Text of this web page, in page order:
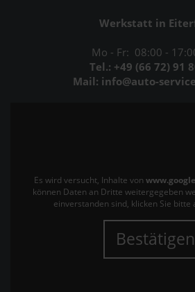
Werkstatt in
Mo - Fr: 08:00 -
Tel.: +49 (66 72) 91
Mail: info@auto-
Es wird versucht, Inhalte von
können Daten an Dritte weitergegeben
einverstanden sind, klicken Sie bitte
Bestätigen